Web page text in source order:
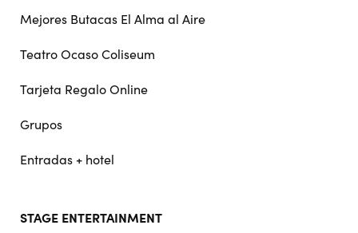
Mejores Butacas El Alma al Aire
Teatro Ocaso Coliseum
Tarjeta Regalo Online
Grupos
Entradas + hotel
STAGE ENTERTAINMENT